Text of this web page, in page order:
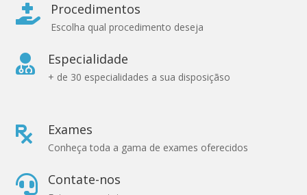
 Procedimentos
Escolha qual procedimento deseja
 Especialidade
+ de 30 especialidades a sua disposiçãso
 Exames
Conheça toda a gama de exames oferecidos
 Contate-nos